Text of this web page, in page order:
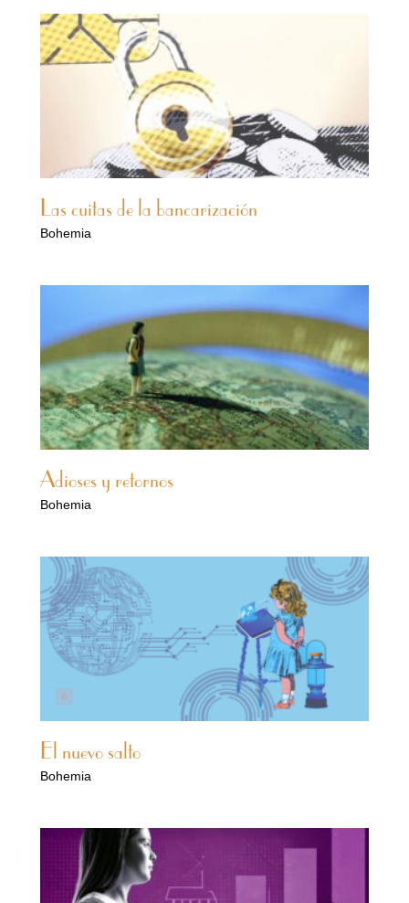
Las cuitas de la bancarización
Bohemia
Adioses y retornos
Bohemia
El nuevo salto
Bohemia